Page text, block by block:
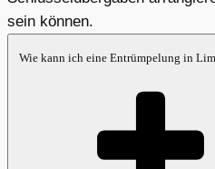
sein können.
Wie kann ich eine Entrümpelung in